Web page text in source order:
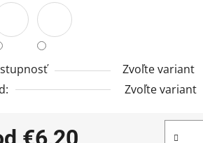
Zvoľte variant
Zvoľte variant